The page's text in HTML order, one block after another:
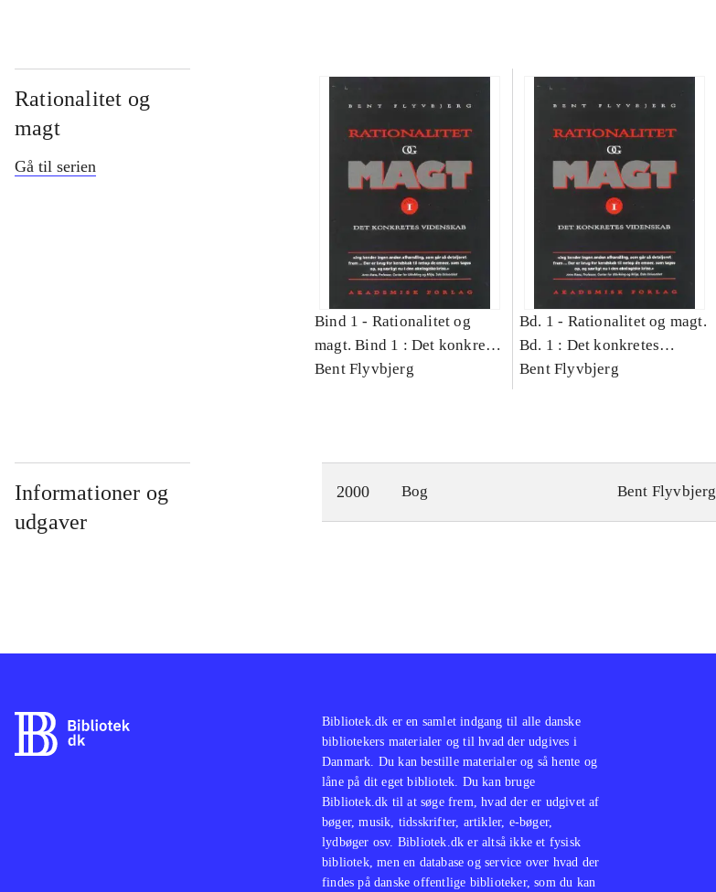
Rationalitet og
magt
Gå til serien
Bind 1 - Rationalitet og
magt. Bind 1 : Det konkretes
videnskab
Bent Flyvbjerg
Bd. 1 - Rationalitet og magt.
Bd. 1 : Det konkretes
videnskab
Bent Flyvbjerg
Informationer og
udgaver
2000 Bog Bent Flyvbjerg
Bibliotek.dk er en samlet indgang til alle danske
bibliotekers materialer og til hvad der udgives i
Danmark. Du kan bestille materialer og så hente og
låne på dit eget bibliotek. Du kan bruge
Bibliotek.dk til at søge frem, hvad der er udgivet af
bøger, musik, tidsskrifter, artikler, e-bøger,
lydbøger osv. Bibliotek.dk er altså ikke et fysisk
bibliotek, men en database og service over hvad der
findes på danske offentlige biblioteker, som du kan